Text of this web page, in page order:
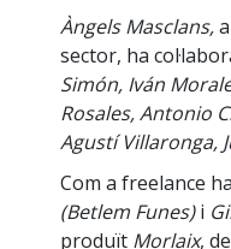
Àngels Masclans,
sector, ha
Simón, Iván
Rosales, Antonio
Agustí Villaronga,
Com a freelance
(Betlem Funes)i
produït Morlaix, de